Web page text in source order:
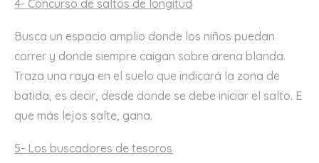
4- Concurso de saltos de longitud
Busca un espacio amplio donde los niños puedan
correr y donde siempre caigan sobre arena blanda.
Traza una raya en el suelo que indicará la zona de
batida, es decir, desde donde se debe iniciar el salto. E
que más lejos salte, gana.
5- Los buscadores de tesoros